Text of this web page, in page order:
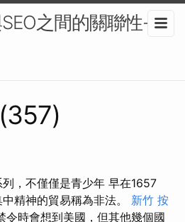
之間的關聯性-數
，不僅僅是青少年 早在1657
精神的貿易稱為非法。 新竹 按
令時會想到美國，但其他幾個國